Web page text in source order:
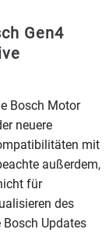
Gen4
Bosch Motor
neuere
mit
außerdem,
für
des
Updates